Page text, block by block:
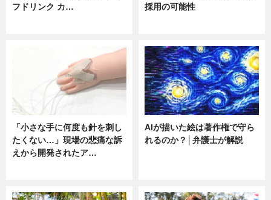
フドリンク カ…
採用の可能性
「小さな手に何度も針を刺し
たくない…」現場の悲痛な訴
えから開発されたア…
AIが描いた絵は著作権で守ら
れるのか？│弁護士が解説